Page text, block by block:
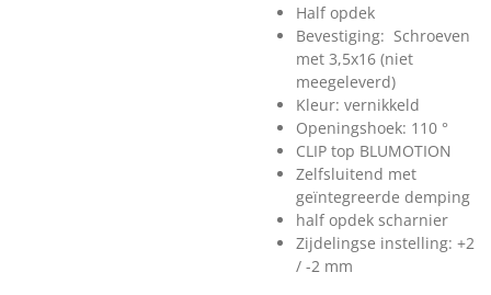
Half opdek
Bevestiging: Schroeven
met 3,5x16 (niet
meegeleverd)
Kleur: vernikkeld
Openingshoek: 110 °
CLIP top BLUMOTION
Zelfsluitend met
geïntegreerde demping
half opdek scharnier
Zijdelingse instelling: +2
/ -2 mm